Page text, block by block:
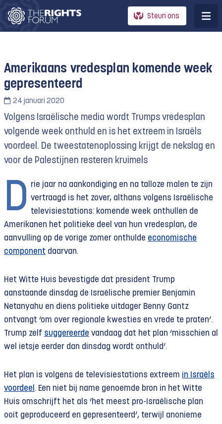
Steun ons
Amerikaans vredesplan komende week
gepresenteerd
24 januari 2020
Volgens Israëlische media wordt Trumps vredesplan
volgende week onthuld en is het extreem in Israëls
voordeel. De tweestatenoplossing krijgt de nekslag en
voor de Palestijnen resteren kruimels
D rie jaar na aankondiging en na talloze malen te zijn
vertraagd is het zover, althans volgens Israëlische
televisiestations: komende week onthullen de
Amerikanen het politieke deel van hun vredesplan, de
aanvulling op de vorige zomer onthulde economische
component daarvan.
Het Witte Huis bevestigde dat president Trump
aanstaande dinsdag de Israëlische premier Benjamin
Netanyahu en diens politieke uitdager Benny Gantz
ontvangt ‘om over regionale kwesties en vrede te praten’.
Trump zelf suggereerde vandaag dat het plan ‘misschien al
wel ietsje eerder dan dinsdag wordt onthuld’.
Het plan is volgens de televisiestations extreem in Israëls
voordeel . Een niet bij name genoemde bron in het Witte
Huis omschrijft het als ‘het meest pro-Israëlische plan
ooit geproduceerd en gepresenteerd’, terwijl anonieme